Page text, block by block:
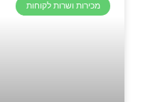
מכירות ושרות לקוחות